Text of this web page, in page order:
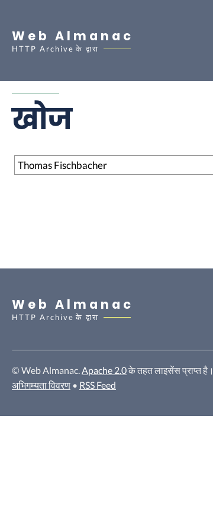
Web Almanac
HTTP Archive के द्वारा
खोज
खोज
Web Almanac
HTTP Archive के द्वारा
© Web Almanac.Apache 2.0के तहत लाइसेंस प्राप्त है।
अभिगम्यता विवरण • RSS Feed